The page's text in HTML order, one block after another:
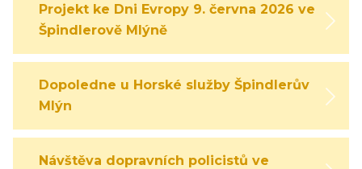
Projekt ke Dni Evropy 9. června 2026 ve
Špindlerově Mlýně
Dopoledne u Horské služby Špindlerův
Mlýn
Návštěva dopravních policistů ve